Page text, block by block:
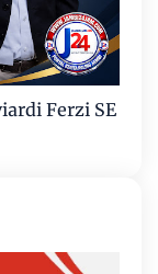
Ferzi SE